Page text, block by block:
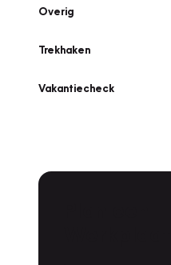
Overig
Trekhaken
Vakantiecheck